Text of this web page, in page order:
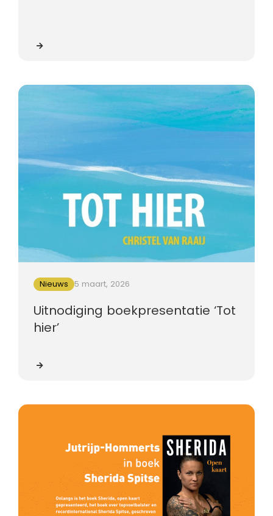
Uitnodiging boekpresentatie ‘Tot
hier’
5 maart, 2026
Nieuws